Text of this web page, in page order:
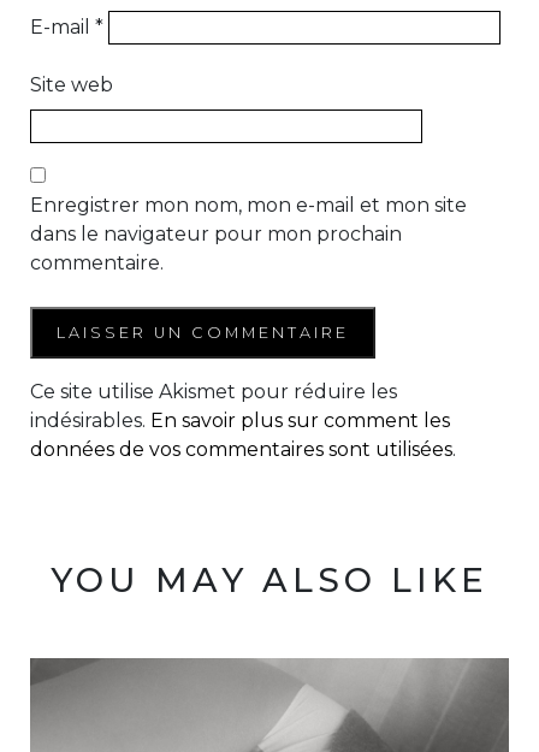
E-mail *
Site web
Enregistrer mon nom, mon e-mail et mon site
dans le navigateur pour mon prochain
commentaire.
Ce site utilise Akismet pour réduire les
indésirables. En savoir plus sur comment les
données de vos commentaires sont utilisées.
YOU MAY ALSO LIKE